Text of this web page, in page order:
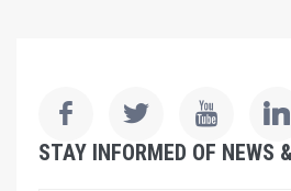
STAY INFORMED OF NEWS